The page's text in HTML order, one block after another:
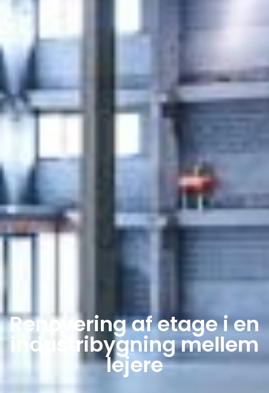
Renovering af etage i en
industribygning mellem
lejere